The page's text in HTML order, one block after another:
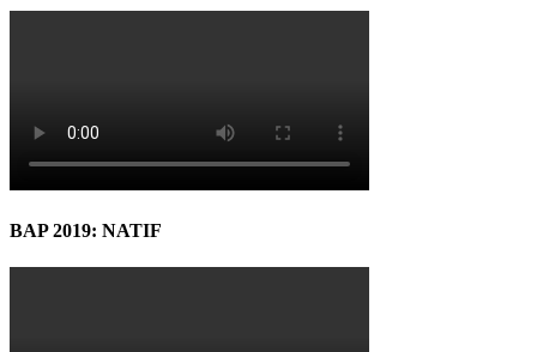
BAP 2019: NATIF